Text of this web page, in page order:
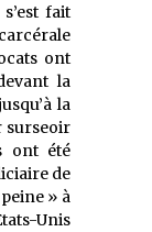
fait
ont
la
la
surseoir
ont été
de
» à
Unis